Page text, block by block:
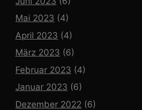
Mai 2023 (4)
April 2023 (4)
März 2023 (6)
Februar 2023 (4)
Januar 2023 (6)
Dezember 2022 (6)